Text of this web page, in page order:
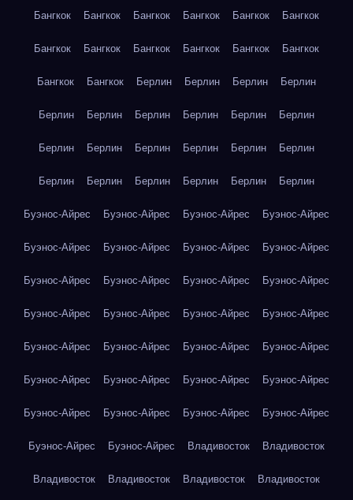
Бангкок Бангкок Бангкок Бангкок Бангкок Бангкок
Бангкок Бангкок Бангкок Бангкок Бангкок Бангкок
Бангкок Бангкок Берлин Берлин Берлин Берлин
Берлин Берлин Берлин Берлин Берлин Берлин
Берлин Берлин Берлин Берлин Берлин Берлин
Берлин Берлин Берлин Берлин Берлин Берлин
Буэнос-Айрес Буэнос-Айрес Буэнос-Айрес Буэнос-Айрес
Буэнос-Айрес Буэнос-Айрес Буэнос-Айрес Буэнос-Айрес
Буэнос-Айрес Буэнос-Айрес Буэнос-Айрес Буэнос-Айрес
Буэнос-Айрес Буэнос-Айрес Буэнос-Айрес Буэнос-Айрес
Буэнос-Айрес Буэнос-Айрес Буэнос-Айрес Буэнос-Айрес
Буэнос-Айрес Буэнос-Айрес Буэнос-Айрес Буэнос-Айрес
Буэнос-Айрес Буэнос-Айрес Буэнос-Айрес Буэнос-Айрес
Буэнос-Айрес Буэнос-Айрес Владивосток Владивосток
Владивосток Владивосток Владивосток Владивосток